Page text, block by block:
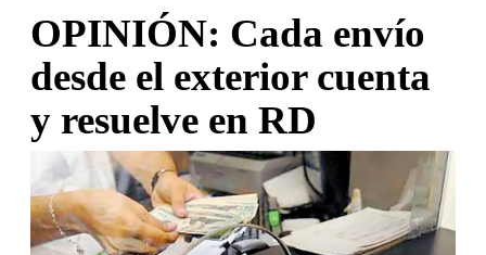
OPINIÓN: Cada envío
desde el exterior cuenta
y resuelve en RD